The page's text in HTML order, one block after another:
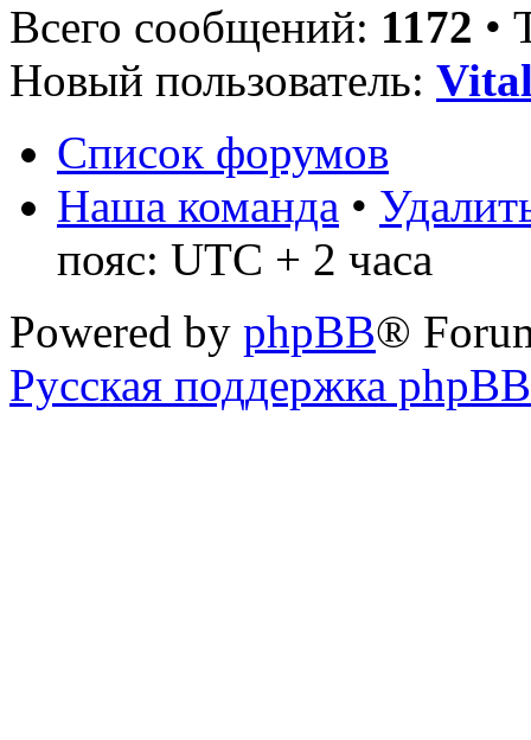
Всего сообщений: 1172 •
Новый пользователь:
Список форумов
Наша команда •
пояс: UTC + 2 часа
Powered by phpBB®
Русская поддержка phpBB